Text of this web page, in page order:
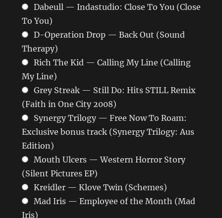
Dabeull — Indastudio: Close To You (Close
To You)
D-Operation Drop — Back Out (Sound
Therapy)
Rich The Kid — Calling My Line (Calling
My Line)
Grey Streak — Still Do: Hits STILL Remix
(Faith in One City 2008)
Synergy Trilogy — Free Now To Roam:
Exclusive bonus track (Synergy Trilogy: Aus
Edition)
Mouth Ulcers — Western Horror Story
(Silent Pictures EP)
Kreidler — Klove Twin (Schemes)
Mad Iris — Employee of the Month (Mad
Iris)